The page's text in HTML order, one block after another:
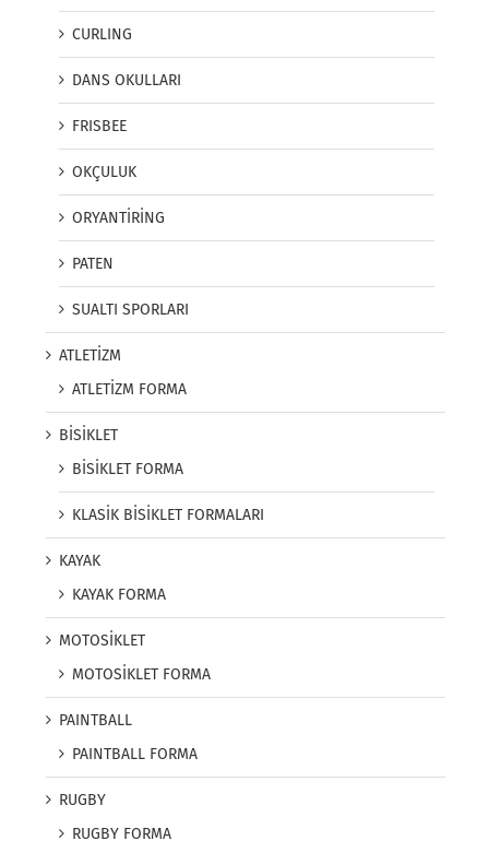
CURLING
DANS OKULLARI
FRISBEE
OKÇULUK
ORYANTİRİNG
PATEN
SUALTI SPORLARI
ATLETİZM
ATLETİZM FORMA
BİSİKLET
BİSİKLET FORMA
KLASİK BİSİKLET FORMALARI
KAYAK
KAYAK FORMA
MOTOSİKLET
MOTOSİKLET FORMA
PAINTBALL
PAINTBALL FORMA
RUGBY
RUGBY FORMA